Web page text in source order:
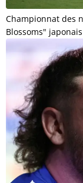
Championnat des
Blossoms" japonais